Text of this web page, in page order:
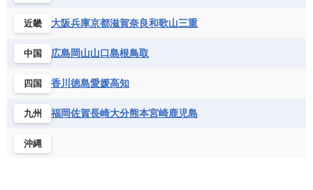
近畿 大阪兵庫京都滋賀奈良和歌山三重
中国 広島岡山山口島根鳥取
四国 香川 徳島愛媛高知
九州 福岡佐賀長崎大分熊本宮崎鹿児島
沖縄